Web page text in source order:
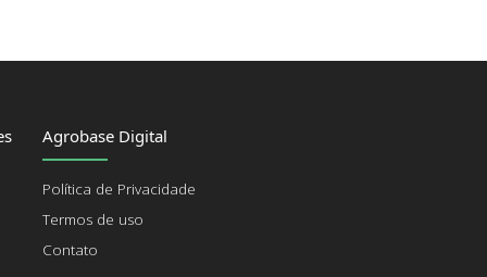
Agrobase Digital
Política de Privacidade
Termos de uso
Contato